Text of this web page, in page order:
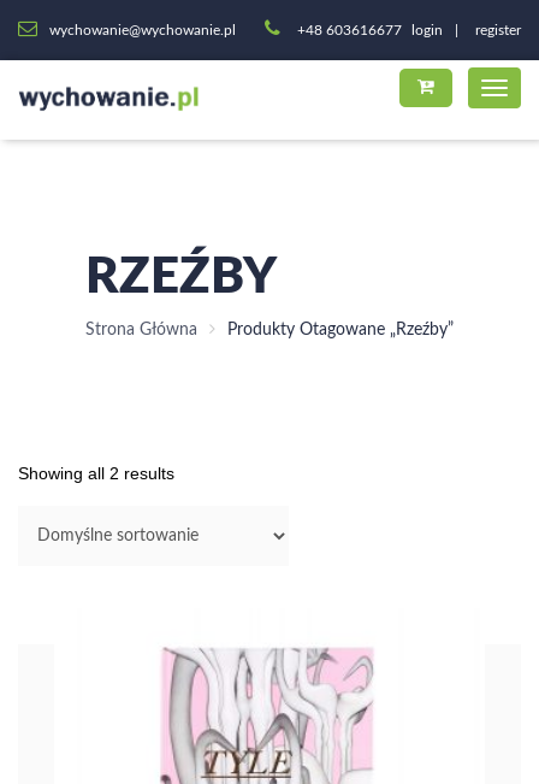
wychowanie@wychowanie.pl +48 603616677 login register
RZEŹBY
Strona Główna Produkty Otagowane „rzeźby”
Showing all 2 results